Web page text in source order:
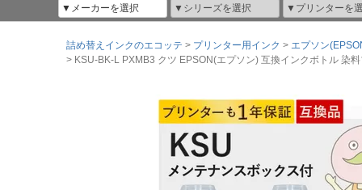
詰め替えインクのエコッテ プリンター用インク エプソン
KSU-BK-L PXMB3 クツ EPSON(エプソン) 互換インクボトル 染